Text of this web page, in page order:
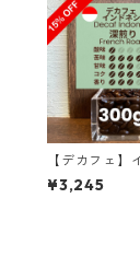
【デカフェ】
シア マンデリンG1 リ
ントン ラトゥ
¥3,245